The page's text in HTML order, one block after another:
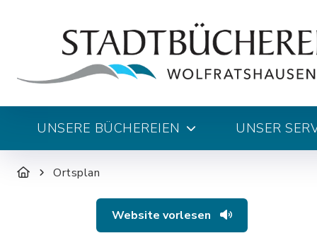
UNSERE BÜCHEREIEN UNSER
Ortsplan
Website vorlesen